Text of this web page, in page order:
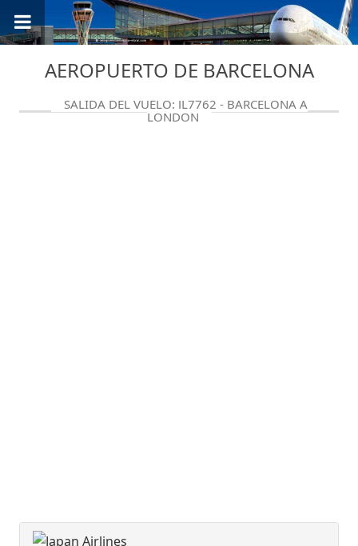
AEROPUERTO DE BARCELONA
SALIDA DEL VUELO: JL7762 - BARCELONA A
LONDON